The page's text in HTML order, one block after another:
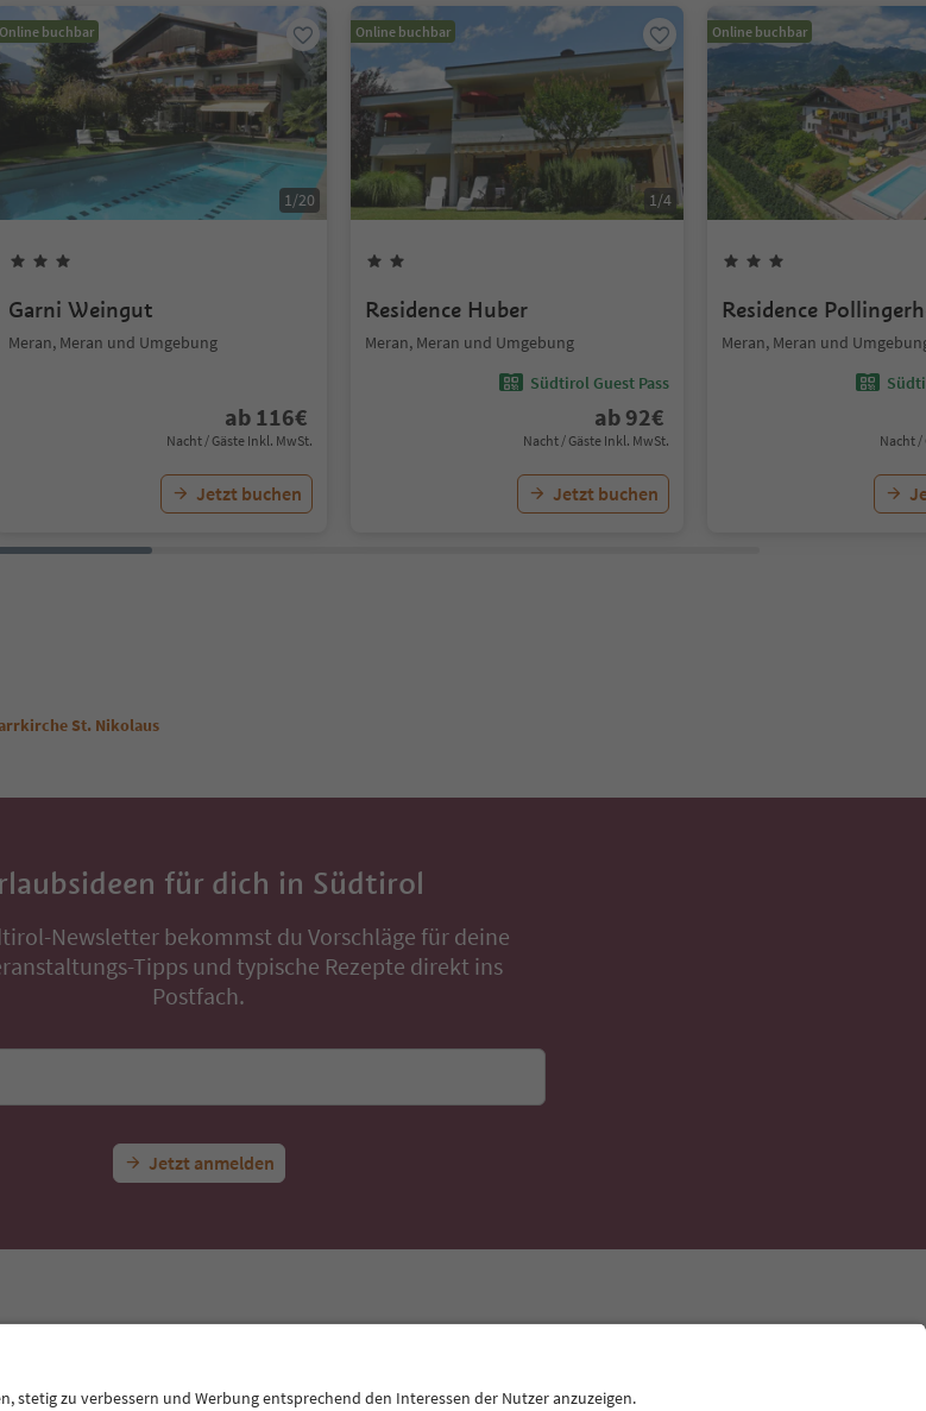
Online buchbar
1/20
Garni Weingut
Meran, Meran und Umgebung
ab 116€
Nacht / Gäste Inkl. MwSt.
Jetzt buchen
Online buchbar
1/4
Residence Huber
Meran, Meran und Umgebung
Südtirol Guest Pass
ab 92€
Nacht / Gäste Inkl. MwSt.
Jetzt buchen
Online buchbar
Residence
Meran, Meran und
Nacht /
St. Nikolaus
für dich in Südtirol
Newsletter bekommst du Vorschläge für deine
Tipps und typische Rezepte direkt ins
Postfach.
Jetzt anmelden